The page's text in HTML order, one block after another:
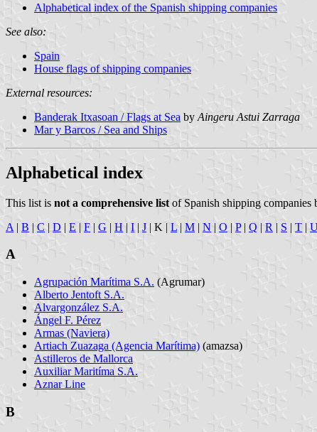
Alphabetical index of the Spanish shipping companies
See also:
Spain
House flags of shipping companies
External resources:
Banderak Itxasoan / Flags at Sea by Aingeru Astui Zarraga
Mar y Barcos / Sea and Ships
Alphabetical index
This list is not a comprehensive list of Spanish shipping companies
A | B | C | D | E | F | G | H | I | J | K | L | M | N | O | P| Q | R | S | T |
A
Agrupación Marítima S.A. (Agrumar)
Alberto Jentoft S.A.
Alvargonzález S.A.
Ángel F. Pérez
Armas (Naviera)
Artiach Zuazaga (Agencia Marítima) (amazsa)
Astilleros de Mallorca
Auxiliar Maritíma S.A.
Aznar Line
B